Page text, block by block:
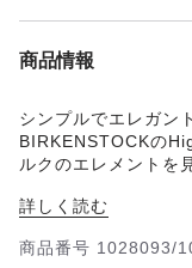
商品情報
シンプルでエレガン
BIRKENSTOCKの
ルクのエレメントを
Blue Footbedのおか
裁ち端の風合いを生
詳しく読む
商品番号 1028093/